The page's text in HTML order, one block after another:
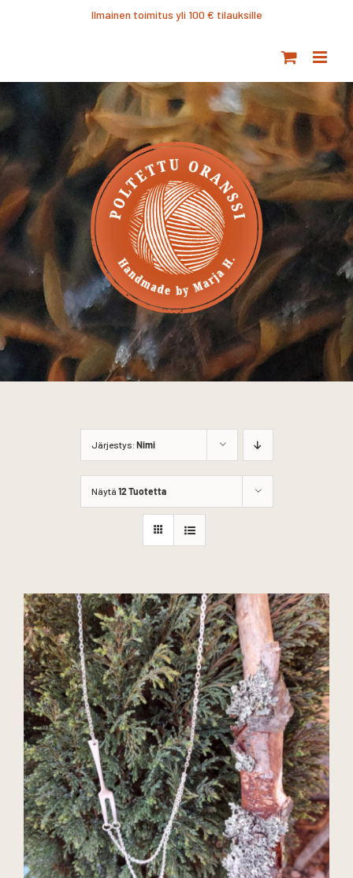
Ilmainen toimitus yli 100 € tilauksille
Järjestys: Nimi
Näytä 12 Tuotetta